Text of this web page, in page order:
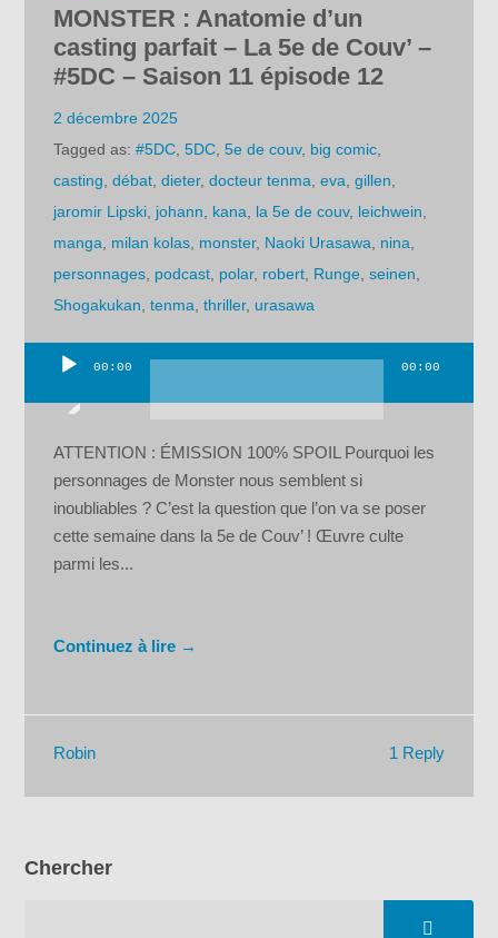
MONSTER : Anatomie d’un
casting parfait – La 5e de Couv’ –
#5DC – Saison 11 épisode 12
2 décembre 2025
Tagged as:#5DC ,5DC ,5e de couv, big comic
casting ,débat ,dieter,docteur tenma ,eva ,gillen
jaromir Lipski johann kana la 5e de couv, leichwein
manga
milan kolas monster, Naoki Urasawa nina
personnages podcast polar, robert Runge ,seinen
Shogakukan ,tenma ,thriller, urasawa
00:00 00:00
ATTENTION : ÉMISSION 100% SPOIL Pourquoi les
personnages de Monster nous semblent si
inoubliables ? C’est la question que l’on va se poser
cette semaine dans la 5e de Couv’ ! Œuvre culte
parmi les...
Continuez à lire →
1 Reply
Robin
Chercher